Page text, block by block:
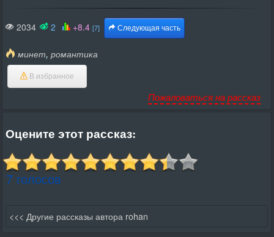
2034 2 +8.4 [7] Следующая часть
минет, романтика
В избранное
Пожаловаться на рассказ
Оцените этот рассказ:
7 голосов
<<< Другие рассказы автора rohan